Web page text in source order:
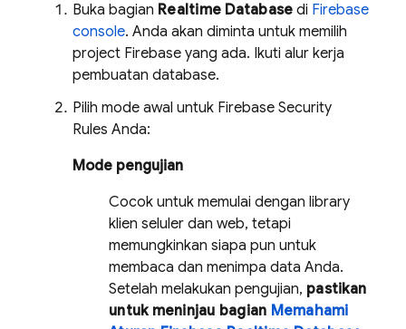
Buka bagian Realtime Database di Firebase
console. Anda akan diminta untuk memilih
project Firebase yang ada. Ikuti alur kerja
pembuatan database.
Pilih mode awal untuk Firebase Security
Rules Anda:
Mode pengujian
Cocok untuk memulai dengan library
klien seluler dan web, tetapi
memungkinkan siapa pun untuk
membaca dan menimpa data Anda.
Setelah melakukan pengujian, pastikan
untuk meninjau bagian Memahami